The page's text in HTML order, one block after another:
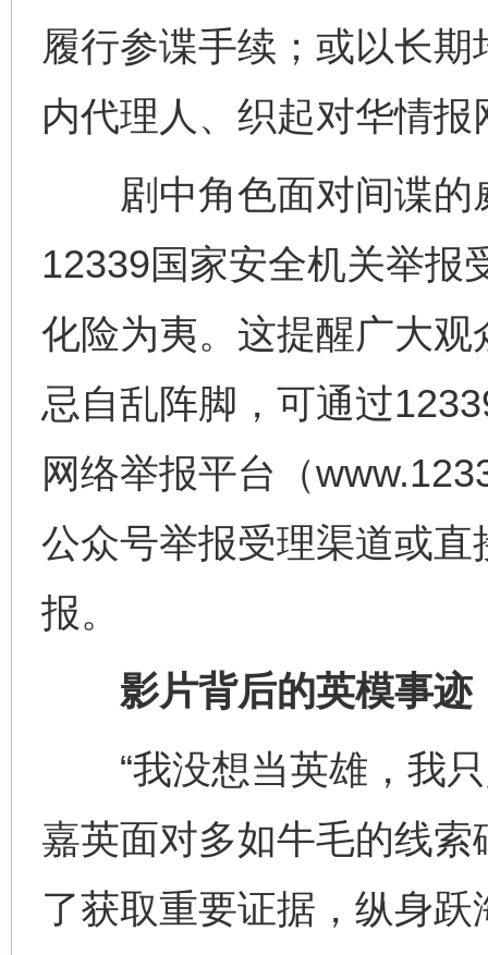
履行参谍手续；或以长
内代理人、织起对华情
剧中角色面对间谍的
12339国家安全机关举报
化险为夷。这提醒广大
忌自乱阵脚，可通过
网络举报平台（
公众号举报受理渠道或
报。
影片背后的英模事迹
“我没想当英雄，我只
嘉英面对多如牛毛的线
了获取重要证据，纵身